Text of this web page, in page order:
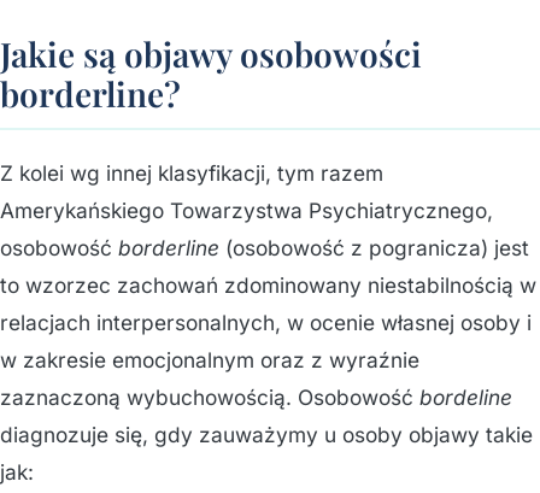
Jakie są objawy osobowości
borderline?
Z kolei wg innej klasyfikacji, tym razem
Amerykańskiego Towarzystwa Psychiatrycznego,
osobowość borderline (osobowość z pogranicza) jest
to wzorzec zachowań zdominowany niestabilnością w
relacjach interpersonalnych, w ocenie własnej osoby i
w zakresie emocjonalnym oraz z wyraźnie
zaznaczoną wybuchowością. Osobowość bordeline
diagnozuje się, gdy zauważymy u osoby objawy takie
jak: